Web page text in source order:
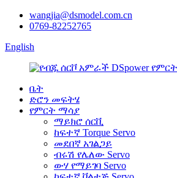
wangjia@dsmodel.com.cn
0769-82252765
English
ቤት
ድሮን መፍትሄ
የምርት ማሳያ
ማይክሮ ሰርቪ
ከፍተኛ Torque Servo
መደበኛ አገልጋይ
ብሩሽ የሌለው Servo
ውሃ የማይገባ Servo